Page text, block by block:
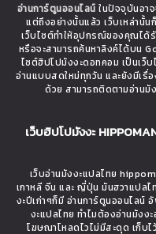
อ่านการ์ตูนออนไลน์ ในปัจจุบันอา
แต่ถึงอย่างนั้นแล้ว เว็บเหล่านั้น
เว็บไซต์ทำให้อุปกรณ์ของคุณได้รั
หรือจะสามารถค้นหาลิงค์ได้บน
ไซต์ฮิปโปมังงะดอทคอม เป็นเว็
อ่านแบบสดใหม่ทุกวัน และยังมีเ
ด้วย สามารถติดตามอ่าน
เว็บฮิปโปมังงะ
เว็บอ่านมังงะแปลไทย
เกาหลี จีน และ ญี่ปุ่น มันฮวาแปลไ
งะปีเก่าๆก็มี อ่านการ์ตูนออนไลน์
งะแปลไทย ทำไมต้องอ่านมังง
โฆษณาโหลดไวไม่มีสะดุด เก็บไ